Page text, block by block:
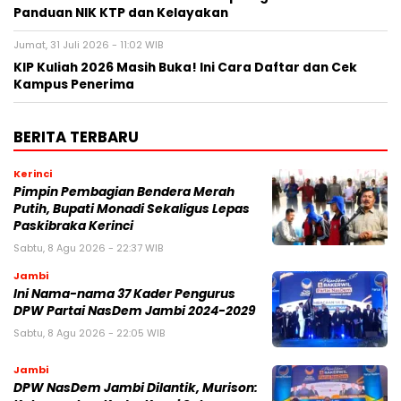
Panduan NIK KTP dan Kelayakan
Jumat, 31 Juli 2026 - 11:02 WIB
KIP Kuliah 2026 Masih Buka! Ini Cara Daftar dan Cek
Kampus Penerima
BERITA TERBARU
Kerinci
Pimpin Pembagian Bendera Merah
Putih, Bupati Monadi Sekaligus Lepas
Paskibraka Kerinci
Sabtu, 8 Agu 2026 - 22:37 WIB
Jambi
Ini Nama-nama 37 Kader Pengurus
DPW Partai NasDem Jambi 2024-2029
Sabtu, 8 Agu 2026 - 22:05 WIB
Jambi
DPW NasDem Jambi Dilantik, Murison: